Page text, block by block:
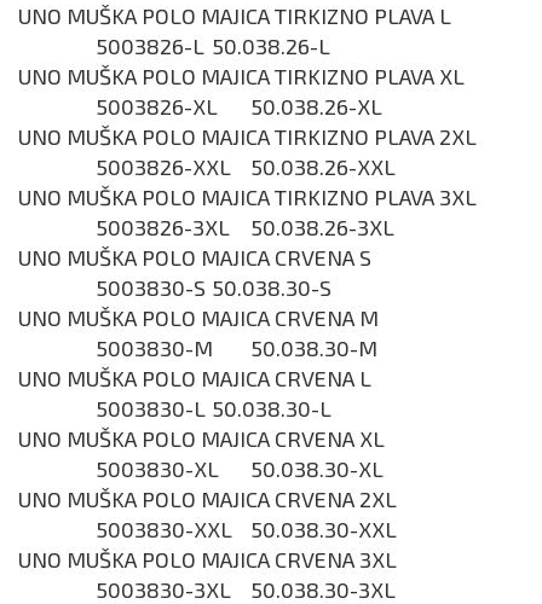
UNO MUŠKA POLO MAJICA TIRKIZNO PLAVA L
5003826-L 50.038.26-L
UNO MUŠKA POLO MAJICA TIRKIZNO PLAVA XL
5003826-XL
50.038.26-XL
UNO MUŠKA POLO MAJICA TIRKIZNO PLAVA 2XL
5003826-XXL
50.038.26-XXL
UNO MUŠKA POLO MAJICA TIRKIZNO PLAVA 3XL
5003826-3XL
50.038.26-3XL
UNO MUŠKA POLO MAJICA CRVENA S
5003830-S 50.038.30-S
UNO MUŠKA POLO MAJICA CRVENA M
5003830-M
50.038.30-M
UNO MUŠKA POLO MAJICA CRVENA L
5003830-L 50.038.30-L
UNO MUŠKA POLO MAJICA CRVENA XL
5003830-XL
50.038.30-XL
UNO MUŠKA POLO MAJICA CRVENA 2XL
5003830-XXL
50.038.30-XXL
UNO MUŠKA POLO MAJICA CRVENA 3XL
5003830-3XL
50.038.30-3XL